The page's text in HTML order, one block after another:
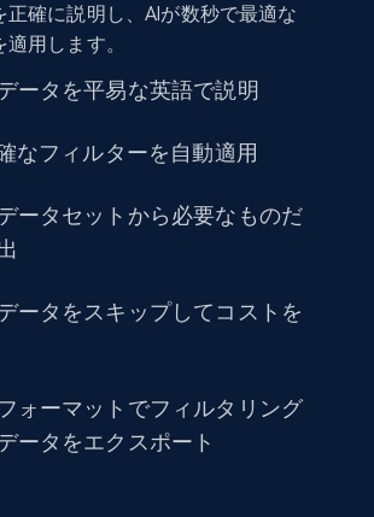
Return policy, and more.
378+ 今すぐ購入
Title, Seller name, Seller rating,
Breadcrumbs, Root category, and
正確に説明し、AIが数秒で最適な
用します。
ータを平易な英語で説明
なフィルターを自動適用
ータセットから必要なものだ
ータをスキップしてコストを
ォーマットでフィルタリング
ータをエクスポート